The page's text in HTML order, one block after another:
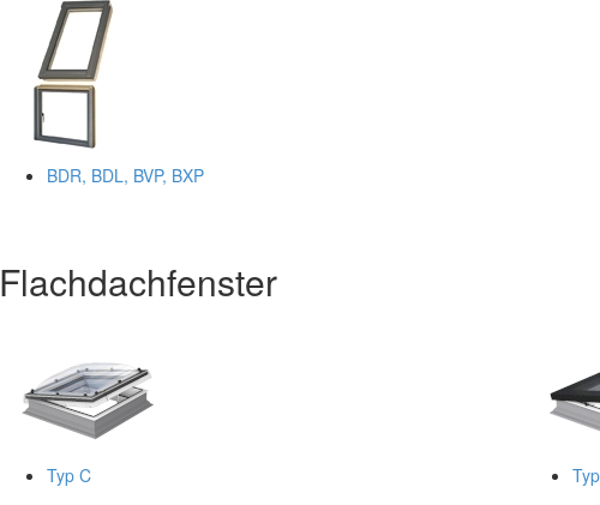
BDR, BDL, BVP, BXP
Flachdachfenster
Typ C